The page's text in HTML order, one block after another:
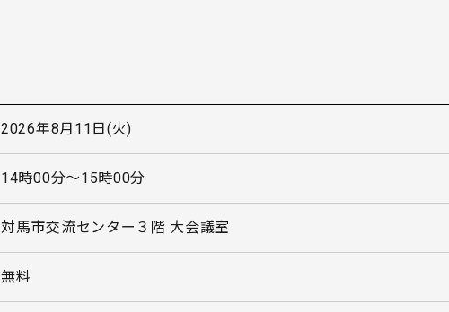
2026年8月11日(火)
14時00分〜15時00分
対馬市交流センター３階 大会議室
無料